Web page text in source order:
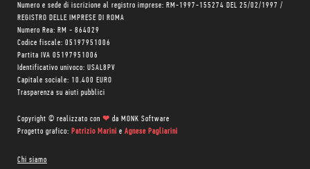
Numero e sede di iscrizione al registro imprese: RM-1997-155274 DEL 25/02/1997 /
REGISTRO DELLE IMPRESE DI ROMA
Numero Rea: RM - 864029
Codice fiscale: 05197951006
Partita IVA 05197951006
Identificativo univoco: USAL8PV
Capitale sociale: 10.400 EURO
Trasparenza su aiuti pubblici
Copyright © realizzato con ❤ da MONK Software
Progetto grafico: Patrizio Marini e Agnese Pagliarini
Chi siamo